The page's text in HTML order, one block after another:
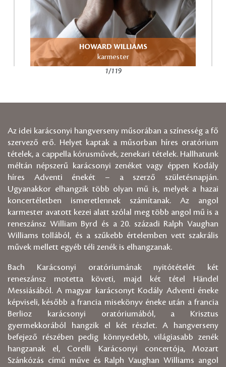
HOWARD WILLIAMS
karmester
1/119
Az idei karácsonyi hangverseny műsorában a színesség a fő
szervező erő. Helyet kaptak a műsorban híres oratórium
tételek, a cappella kórusművek, zenekari tételek. Hallhatunk
méltán népszerű karácsonyi zenéket vagy éppen Kodály
híres Adventi énekét – a szerző születésnapján.
Ugyanakkor elhangzik több olyan mű is, melyek a hazai
koncertéletben ismeretlennek számítanak. Az angol
karmester avatott kezei alatt szólal meg több angol mű is a
reneszánsz William Byrd és a 20. századi Ralph Vaughan
Williams tollából, és a szűkebb értelemben vett szakrális
művek mellett egyéb téli zenék is elhangzanak.
Bach Karácsonyi oratóriumának nyitótételét két
reneszánsz motetta követi, majd két tétel Händel
Messiásából. A magyar karácsonyt Kodály Adventi éneke
képviseli, később a francia misekönyv éneke után a francia
Berlioz karácsonyi oratóriumából, a Krisztus
gyermekkorából hangzik el két részlet. A hangverseny
befejező részében pedig könnyedebb, világiasabb zenék
hangzanak el, Corelli Karácsonyi concertója, Mozart
Szánkózás című műve és Ralph Vaughan Williams angol